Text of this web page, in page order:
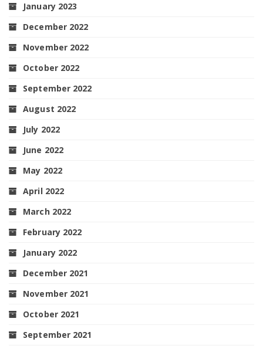
January 2023
December 2022
November 2022
October 2022
September 2022
August 2022
July 2022
June 2022
May 2022
April 2022
March 2022
February 2022
January 2022
December 2021
November 2021
October 2021
September 2021